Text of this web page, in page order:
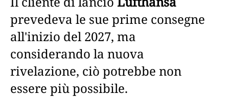
prevedeva le sue prime consegne
all'inizio del 2027, ma
considerando la nuova
rivelazione, ciò potrebbe non
essere più possibile.